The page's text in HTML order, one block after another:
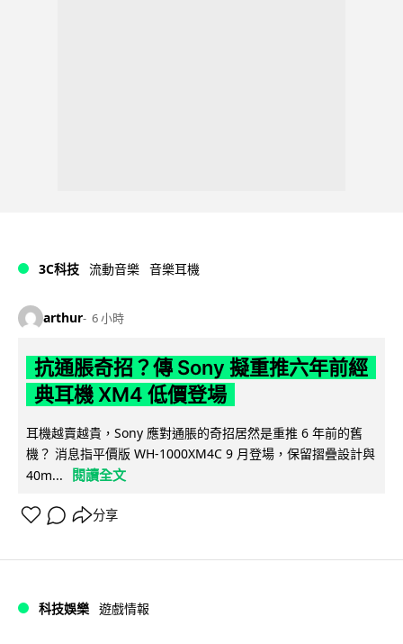
3C科技 流動音樂 音樂耳機
arthur 6 小時
抗通脹奇招？傳 Sony 擬重推六年前經
典耳機 XM4 低價登場
耳機越賣越貴，Sony 應對通脹的奇招居然是重推 6 年前的舊
機？ 消息指平價版 WH-1000XM4C 9 月登場，保留摺疊設計與
40m...
閱讀全文
分享
科技娛樂 遊戲情報